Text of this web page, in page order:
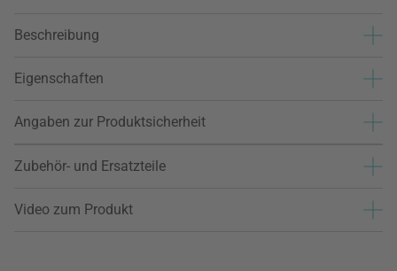
Beschreibung
Eigenschaften
Angaben zur Produktsicherheit
Zubehör- und Ersatzteile
Video zum Produkt